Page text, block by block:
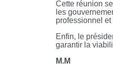
Cette réunion
les
professionnel et
Enfin, le
garantir la
M.M